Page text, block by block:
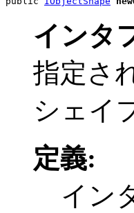
インタ
指定さ
シェイ
定義:
イン